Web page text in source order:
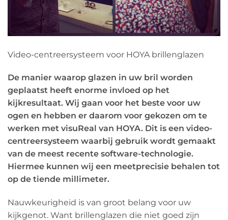
Video-centreersysteem voor HOYA brillenglazen
De manier waarop glazen in uw bril worden
geplaatst heeft enorme invloed op het
kijkresultaat. Wij gaan voor het beste voor uw
ogen en hebben er daarom voor gekozen om te
werken met visuReal van HOYA. Dit is een video-
centreersysteem waarbij gebruik wordt gemaakt
van de meest recente software-technologie.
Hiermee kunnen wij een meetprecisie behalen tot
op de tiende millimeter.
Nauwkeurigheid is van groot belang voor uw
kijkgenot. Want brillenglazen die niet goed zijn